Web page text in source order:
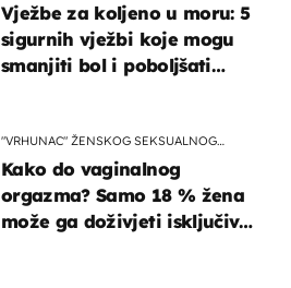
Vježbe za koljeno u moru: 5
sigurnih vježbi koje mogu
smanjiti bol i poboljšati
"VRHUNAC" ŽENSKOG SEKSUALNOG
Kako do vaginalnog
orgazma? Samo 18 % žena
može ga doživjeti isključivo